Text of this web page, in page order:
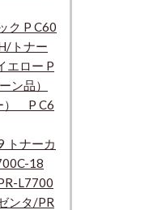
ク P C60
トナー
エロー P
ン品）
） P C6
トナーカ
18
L7700
ンタ/PR